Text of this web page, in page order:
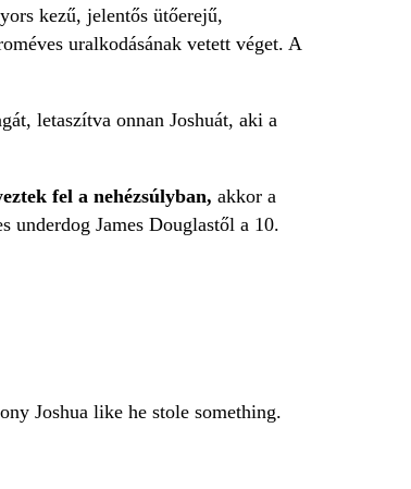
kezű, jelentős ütőerejű,
uralkodásának vetett véget. A
letaszítva onnan Joshuát, aki a
fel a nehézsúlyban, akkor a
underdog James Douglastől a 10.
Joshua like he stole something.